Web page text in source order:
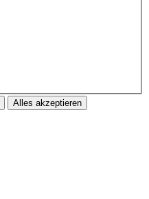
Alles akzeptieren